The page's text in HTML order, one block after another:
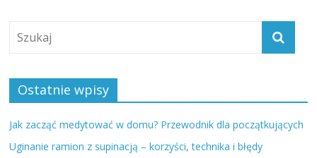
Ostatnie wpisy
Jak zacząć medytować w domu? Przewodnik dla początkujących
Uginanie ramion z supinacją – korzyści, technika i błędy